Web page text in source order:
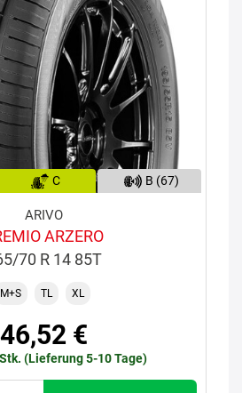
C B (67)
ARIVO
ARZERO
70 R 14 85T
M+S TL XL
46,52 €
(Lieferung 5-10 Tage)